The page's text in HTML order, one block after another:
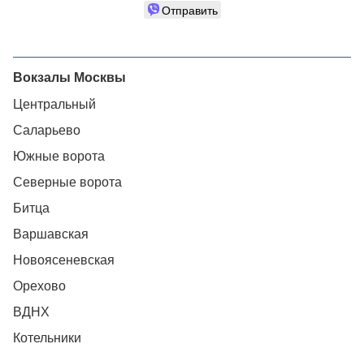
Отправить
Вокзалы Москвы
Центральный
Саларьево
Южные ворота
Северные ворота
Битца
Варшавская
Новоясеневская
Орехово
ВДНХ
Котельники